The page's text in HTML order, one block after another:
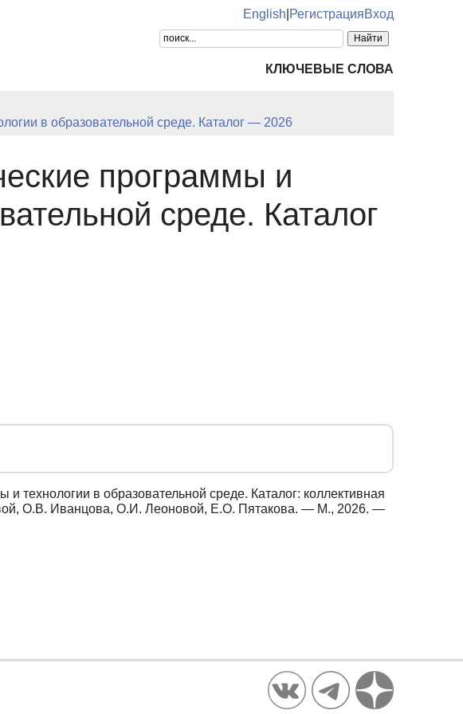
English РегистрацияВход
КЛЮЧЕВЫЕ СЛОВА
в образовательной среде. Каталог — 2026
программы и
среде. Каталог
и технологии в образовательной среде. Каталог: коллективная
О.В. Иванцова, О.И. Леоновой, Е.О. Пятакова. — М., 2026. —